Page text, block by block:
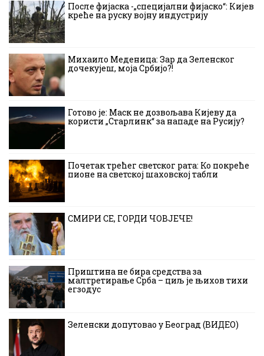
После фијаска -„специјални фијаско“: Кијев
креће на руску војну индустрију
Михаило Меденица: Зар да Зеленског
дочекујеш, моја Србијо?!
Готово је: Маск не дозвољава Кијеву да
користи „Старлинк“ за нападе на Русију?
Почетак трећег светског рата: Ко покреће
пионе на светској шаховској табли
СМИРИ СЕ, ГОРДИ ЧОВЈЕЧЕ!
Приштина не бира средства за
малтретирање Срба – циљ је њихов тихи
егзодус
Зеленски допутовао у Београд (ВИДЕО)